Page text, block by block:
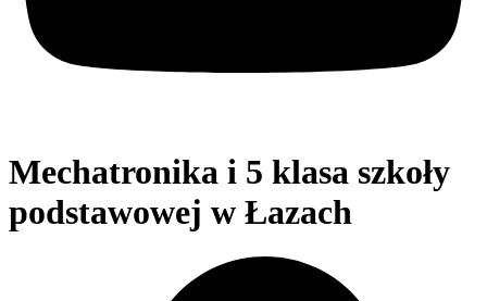
Mechatronika i 5 klasa szkoły
podstawowej w Łazach